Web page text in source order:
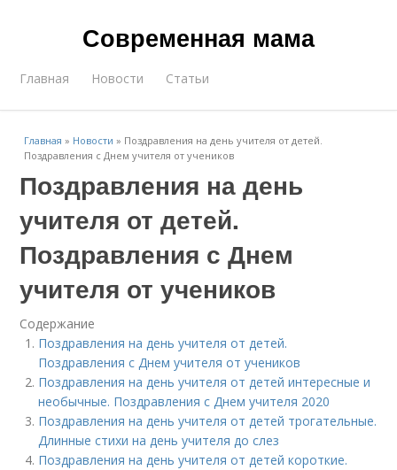
Современная мама
Главная Новости Статьи
Главная » Новости » Поздравления на день учителя от детей.
Поздравления с Днем учителя от учеников
Поздравления на день
учителя от детей.
Поздравления с Днем
учителя от учеников
Содержание
Поздравления на день учителя от детей.
Поздравления с Днем учителя от учеников
Поздравления на день учителя от детей интересные и
необычные. Поздравления с Днем учителя 2020
Поздравления на день учителя от детей трогательные.
Длинные стихи на день учителя до слез
Поздравления на день учителя от детей короткие.